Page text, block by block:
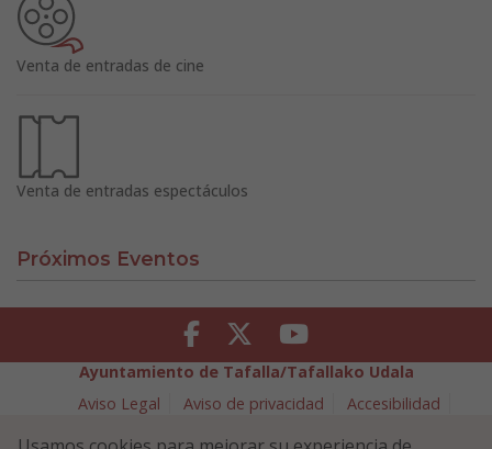
Venta de entradas de cine
Venta de entradas espectáculos
Próximos Eventos
Facebook Twitter Youtube
Ayuntamiento de Tafalla/Tafallako Udala
Aviso Legal
Aviso de privacidad
Accesibilidad